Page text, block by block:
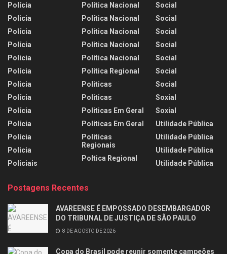
Polícia
Policia
Polícia
Polícia
Policia
Polícia
Policia
Polícia
Polícia
Polícia
Polícia
Policia
Policiais
Política Nacional
Política Nacional
Política Nacional
Política Nacional
Política Nacional
Política Regional
Politicas
Politicas
Politicas Em Geral
Políticas Em Geral
Politicas
Regionais
Poltica Regional
Social
Social
Social
Social
Social
Social
Social
Soxial
Soxial
Utilidade Pública
Utilidade Pública
Utilidade Pública
Utilidade Pública
Postagens Recentes
AVAREENSE É EMPOSSADO DESEMBARGADOR
DO TRIBUNAL DE JUSTIÇA DE SÃO PAULO
8 DE AGOSTO DE 2026
Copa do Brasil pode reunir somente campeões